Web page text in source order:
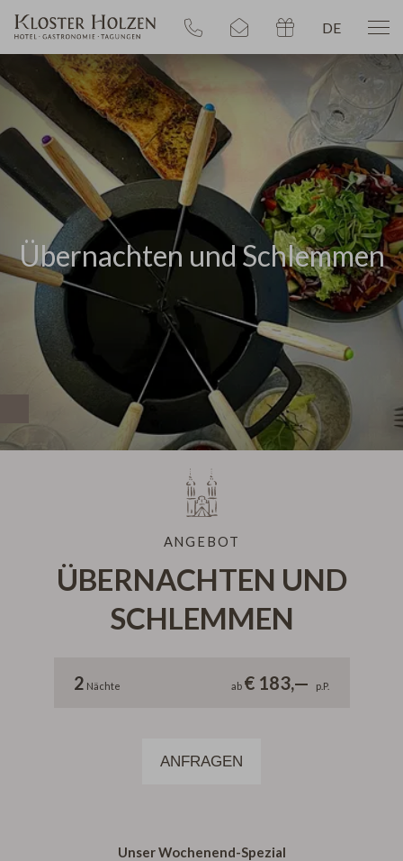
DE
Übernachten und Schlemmen
AKTUELLE
VERANSTALTUNGEN
ANGEBOT
ÜBERNACHTEN UND
SCHLEMMEN
2 Nächte ab € 183,— p.P.
ANFRAGEN
Unser Wochenend-Spezial